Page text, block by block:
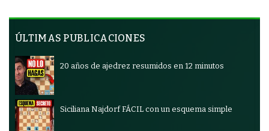
ÚLTIMAS PUBLICACIONES
20 años de ajedrez resumidos en 12 minutos
Siciliana Najdorf FÁCIL con un esquema simple